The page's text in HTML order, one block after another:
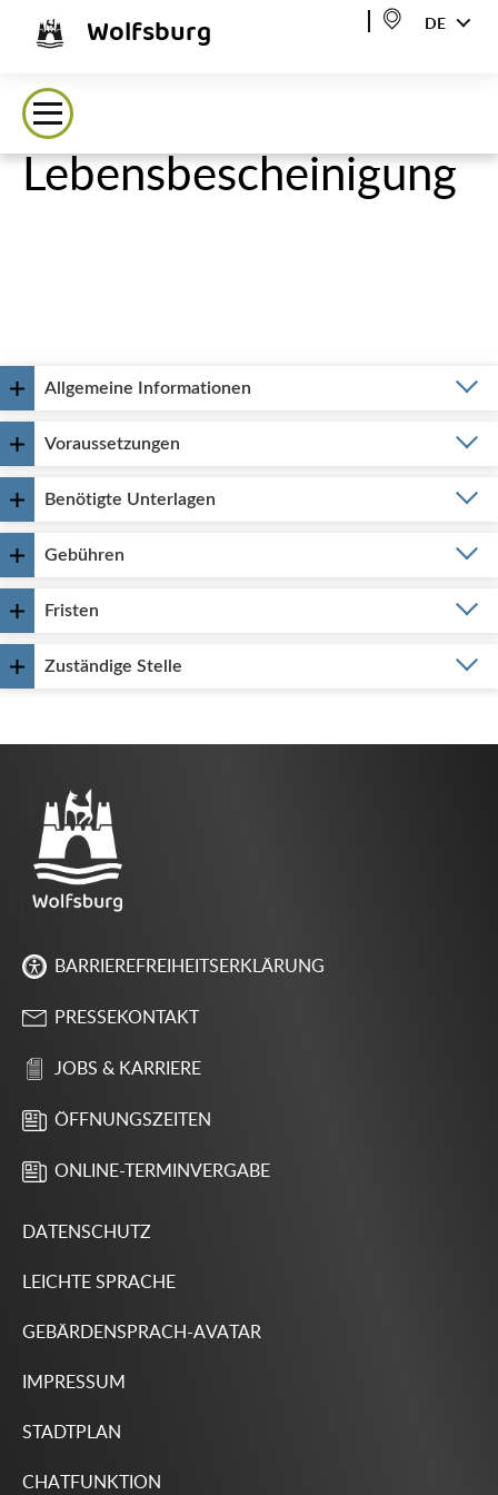
Wolfsburg DE
Lebensbescheinigung
Allgemeine Informationen
Voraussetzungen
Benötigte Unterlagen
Gebühren
Fristen
Zuständige Stelle
BARRIEREFREIHEITSERKLÄRUNG
PRESSEKONTAKT
JOBS & KARRIERE
ÖFFNUNGSZEITEN
ONLINE-TERMINVERGABE
DATENSCHUTZ
LEICHTE SPRACHE
GEBÄRDENSPRACH-AVATAR
IMPRESSUM
STADTPLAN
CHATFUNKTION